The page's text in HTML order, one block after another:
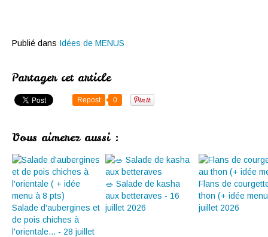
Publié dans Idées de MENUS
Partager cet article
Repost 0
Vous aimerez aussi :
Salade d'aubergines et
de pois chiches à
l'orientale... - 28 juillet
🥗 Salade de kasha
aux betteraves - 16
juillet 2026
Flans de
thon (+ idée
juillet 2026